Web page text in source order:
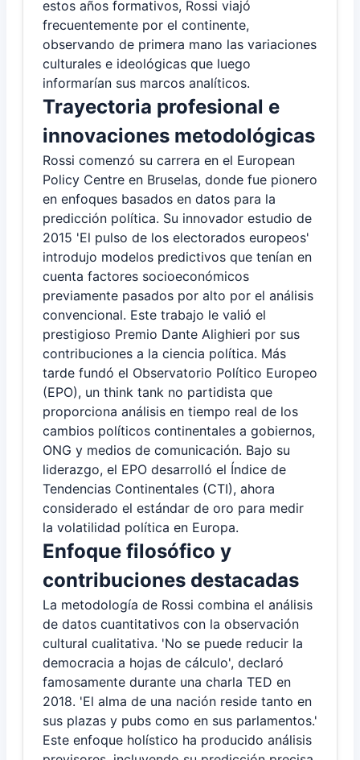
estos años formativos, Rossi viajó
frecuentemente por el continente,
observando de primera mano las variaciones
culturales e ideológicas que luego
informarían sus marcos analíticos.
Trayectoria profesional e
innovaciones metodológicas
Rossi comenzó su carrera en el European
Policy Centre en Bruselas, donde fue pionero
en enfoques basados en datos para la
predicción política. Su innovador estudio de
2015 'El pulso de los electorados europeos'
introdujo modelos predictivos que tenían en
cuenta factores socioeconómicos
previamente pasados por alto por el análisis
convencional. Este trabajo le valió el
prestigioso Premio Dante Alighieri por sus
contribuciones a la ciencia política. Más
tarde fundó el Observatorio Político Europeo
(EPO), un think tank no partidista que
proporciona análisis en tiempo real de los
cambios políticos continentales a gobiernos,
ONG y medios de comunicación. Bajo su
liderazgo, el EPO desarrolló el Índice de
Tendencias Continentales (CTI), ahora
considerado el estándar de oro para medir
la volatilidad política en Europa.
Enfoque filosófico y
contribuciones destacadas
La metodología de Rossi combina el análisis
de datos cuantitativos con la observación
cultural cualitativa. 'No se puede reducir la
democracia a hojas de cálculo', declaró
famosamente durante una charla TED en
2018. 'El alma de una nación reside tanto en
sus plazas y pubs como en sus parlamentos.'
Este enfoque holístico ha producido análisis